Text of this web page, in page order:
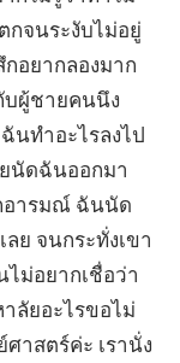
กจนระงับไม่อยู่
อยากลองมาก
บผู้ชายคนนึง
นทำอะไรลงไป
ยนัดฉันออกมา
อารมณ์ ฉันนัด
ย จนกระทั่งเขา
ม่อยากเชื่อว่า
ลัยอะไรขอไม่
าสตร์ค่ะ เรานั่ง